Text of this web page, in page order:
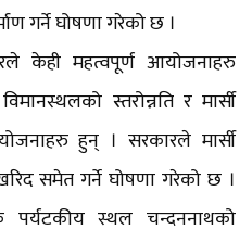
गर्ने घोषणा गरेको छ ।
केही महत्वपूर्ण आयोजनाहरु
स्तरोन्नति र मार्सी
हुन् । सरकारले मार्सी
खरिद समेत गर्ने घोषणा गरेको छ ।
पर्यटकीय स्थल चन्दननाथको